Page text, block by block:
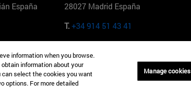
España
28027 Madrid España
T.+34 914 51 43 41
Nueva York Maria-Theresia-Straße 15 81675
Múnich Alemania
information when you browse.
information about your
select the cookies you want
options. For more detailed
Manage cookies